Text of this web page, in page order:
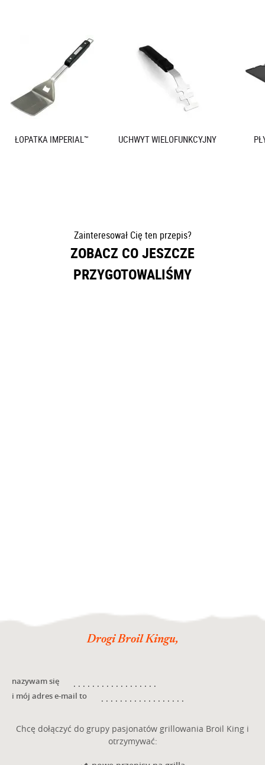
ŁOPATKA IMPERIAL™ UCHWYT WIELOFUNKCYJNY
Zainteresował Cię ten przepis?
ZOBACZ CO JESZCZE
PRZYGOTOWALIŚMY
Drogi Broil Kingu,
nazywam się
i mój adres e-mail to
Chcę dołączyć do grupy pasjonatów grillowania Broil King i
otrzymywać: